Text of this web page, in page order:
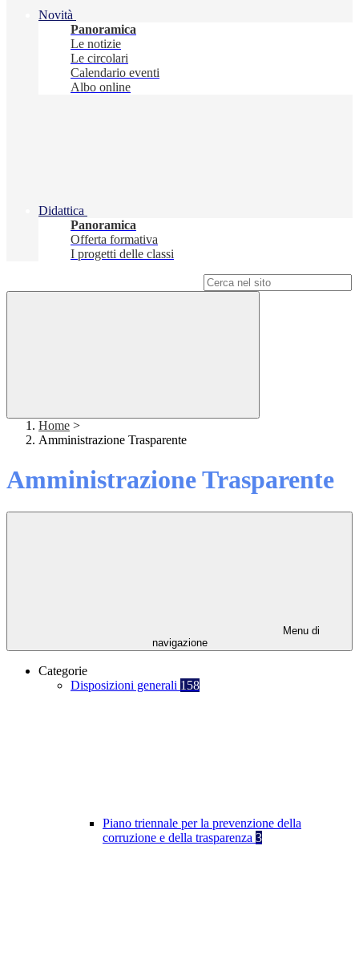
Novità
Panoramica
Le notizie
Le circolari
Calendario eventi
Albo online
Didattica
Panoramica
Offerta formativa
I progetti delle classi
Home >
Amministrazione Trasparente
Amministrazione Trasparente
Menu di
navigazione
Categorie
Disposizioni generali 158
Piano triennale per la prevenzione della
corruzione e della trasparenza 3